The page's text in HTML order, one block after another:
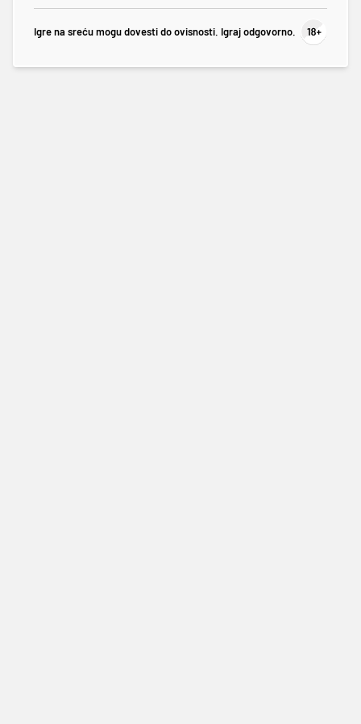
Igre na sreću mogu dovesti do ovisnosti. Igraj odgovorno.